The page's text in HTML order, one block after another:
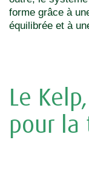
forme grâce à
équilibrée et à
Le
pour la